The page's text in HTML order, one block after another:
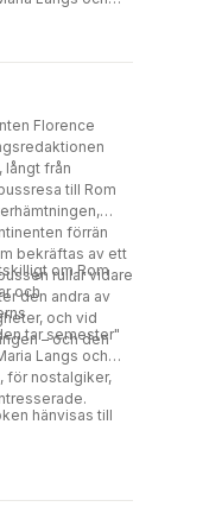
Florence
långt från
till Rom
förrän
bekräftas av ett
rullar vidare
den andra av
och vid
– och den
om Rom
och
tar semester"
Langs och
för nostalgiker,
hänvisas till